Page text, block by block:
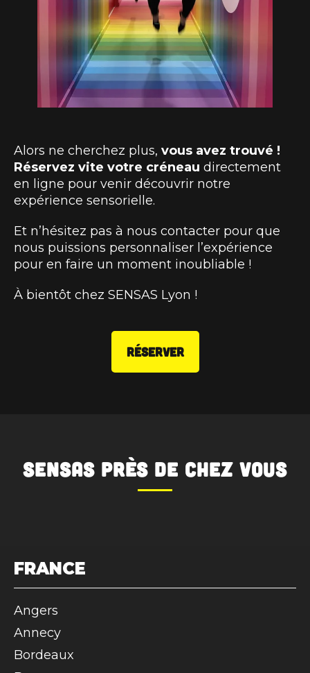
Alors ne cherchez plus, vous avez trouvé !
Réservez vite votre créneau directement
en ligne pour venir découvrir notre
expérience sensorielle.
Et n’hésitez pas à nous contacter pour que
nous puissions personnaliser l’expérience
pour en faire un moment inoubliable !
À bientôt chez SENSAS Lyon !
RÉSERVER
SENSAS près de chez vous
FRANCE
Angers
Annecy
Bordeaux